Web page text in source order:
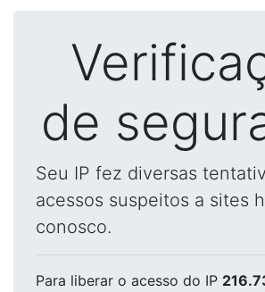
de
Seu IP fez diversas
acessos suspeitos a sites
conosco.
Para liberar o acesso do IP